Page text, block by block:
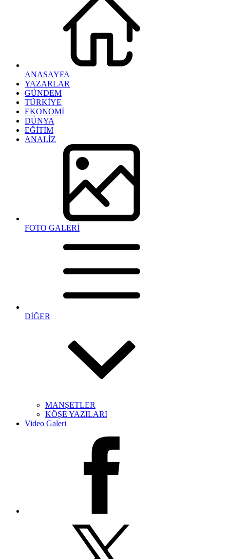
ANASAYFA
YAZARLAR
GÜNDEM
TÜRKİYE
EKONOMİ
DÜNYA
EĞİTİM
ANALİZ
FOTO GALERİ
DİĞER
MANŞETLER
KÖŞE YAZILARI
Video Galeri